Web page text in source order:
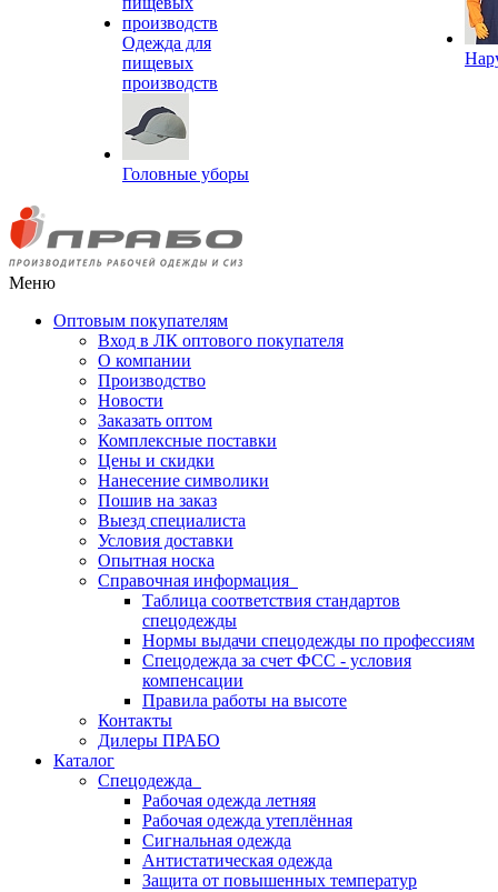
Одежда для
пищевых
производств
Головные уборы
Меню
Оптовым покупателям
Вход в ЛК оптового покупателя
О компании
Производство
Новости
Заказать оптом
Комплексные поставки
Цены и скидки
Нанесение символики
Пошив на заказ
Выезд специалиста
Условия доставки
Опытная носка
Справочная информация
Таблица соответствия стандартов
спецодежды
Нормы выдачи спецодежды по профессиям
Спецодежда за счет ФСС - условия
компенсации
Правила работы на высоте
Контакты
Дилеры ПРАБО
Каталог
Спецодежда
Рабочая одежда летняя
Рабочая одежда утеплённая
Сигнальная одежда
Антистатическая одежда
Защита от повышенных температур